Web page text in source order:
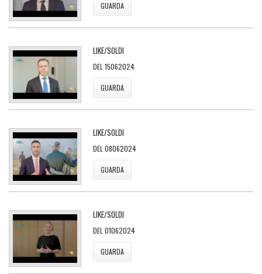
GUARDA
LIKE/SOLDI
DEL 15062024
GUARDA
LIKE/SOLDI
DEL 08062024
GUARDA
LIKE/SOLDI
DEL 01062024
GUARDA